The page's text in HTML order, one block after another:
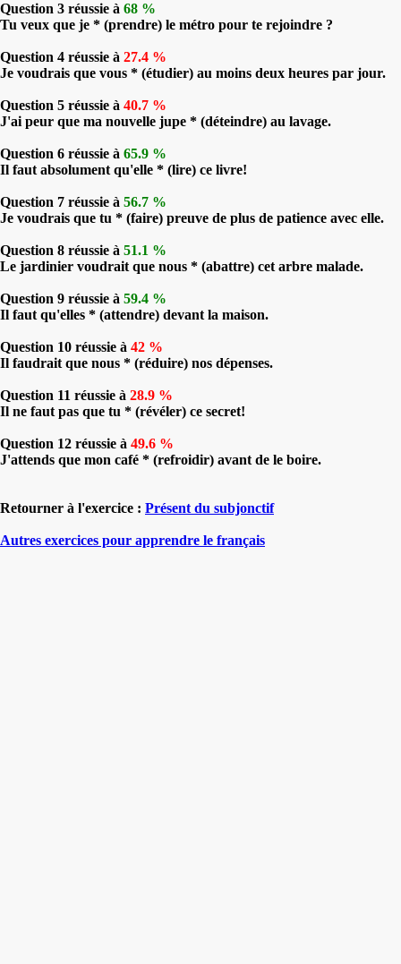
Question 3 réussie à 68 %
Tu veux que je * (prendre) le métro pour te rejoindre ?
Question 4 réussie à 27.4 %
Je voudrais que vous * (étudier) au moins deux heures par jour.
Question 5 réussie à 40.7 %
J'ai peur que ma nouvelle jupe * (déteindre) au lavage.
Question 6 réussie à 65.9 %
Il faut absolument qu'elle * (lire) ce livre!
Question 7 réussie à 56.7 %
Je voudrais que tu * (faire) preuve de plus de patience avec elle.
Question 8 réussie à 51.1 %
Le jardinier voudrait que nous * (abattre) cet arbre malade.
Question 9 réussie à 59.4 %
Il faut qu'elles * (attendre) devant la maison.
Question 10 réussie à 42 %
Il faudrait que nous * (réduire) nos dépenses.
Question 11 réussie à 28.9 %
Il ne faut pas que tu * (révéler) ce secret!
Question 12 réussie à 49.6 %
J'attends que mon café * (refroidir) avant de le boire.
Retourner à l'exercice : Présent du subjonctif
Autres exercices pour apprendre le français